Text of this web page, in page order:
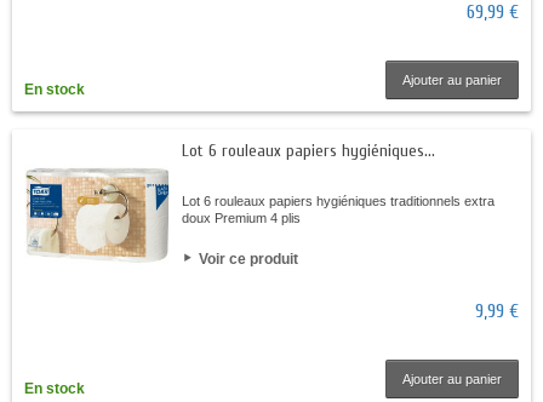
69,99 €
En stock
Ajouter au panier
Lot 6 rouleaux papiers hygiéniques...
Lot 6 rouleaux papiers hygiéniques traditionnels extra
doux Premium 4 plis
Voir ce produit
9,99 €
En stock
Ajouter au panier